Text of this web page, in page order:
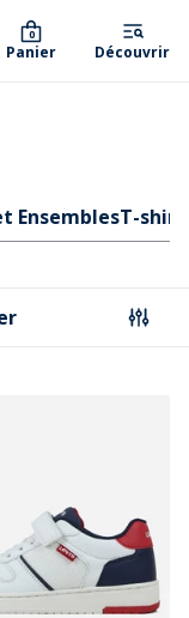
Panier
0
Découvrir
EnsemblesT-shirt